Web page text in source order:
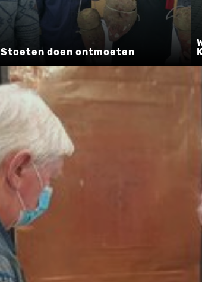
Stoeten doen ontmoeten